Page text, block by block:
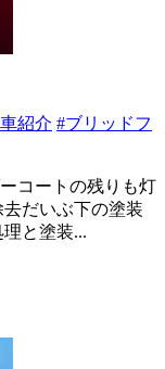
紹介 #ブリッドフ
コートの残りも灯
だいぶ下の塗装
と塗装...